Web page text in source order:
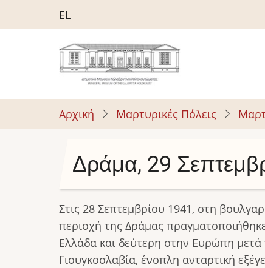
Παράκαμψη
προς
περιεχόμενο
EL
Αρχική Μαρτυρικές Πόλεις
Δράμα, 29
Στις 28 Σεπτεμβρίου 1941, στη
περιοχή της Δράμας
Ελλάδα και δεύτερη στην Ευρώπη μετά
Γιουγκοσλαβία, ένοπλη ανταρτική